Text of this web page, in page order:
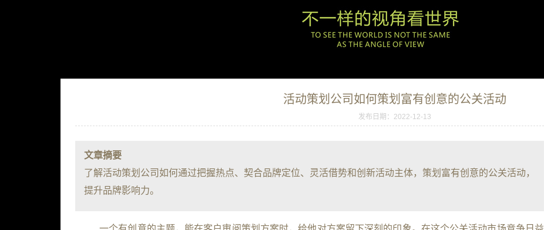
活动策划公司如何策划富有创意的公关活动
发布日期：2022-12-13
文章摘要
了解活动策划公司如何通过把握热点、契合品牌定位、灵活借势和创新活动主体，策划富有创意的公关活动，
提升品牌影响力。